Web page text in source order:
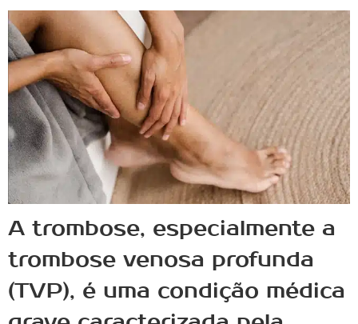
A trombose, especialmente a
trombose venosa profunda
(TVP), é uma condição médica